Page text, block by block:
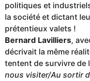
politiques et
la société et dictant
prétentieux valets !
Bernard Lavilliers,
décrivait la même
tentent de survivre de
nous visiter/Au sortir